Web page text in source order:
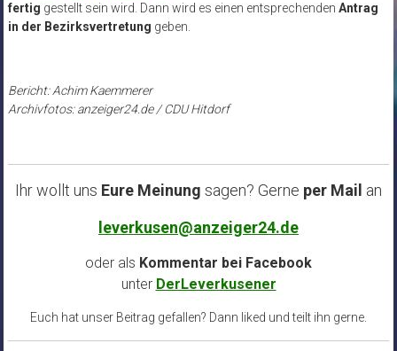
fertig gestellt sein wird. Dann wird es einen entsprechenden Antrag
in der Bezirksvertretung geben.
Bericht: Achim Kaemmerer
Archivfotos: anzeiger24.de / CDU Hitdorf
Ihr wollt uns Eure Meinung sagen? Gerne per Mail an
leverkusen@anzeiger24.de
oder als Kommentar bei Facebook
unter DerLeverkusener
Euch hat unser Beitrag gefallen? Dann liked und teilt ihn gerne.